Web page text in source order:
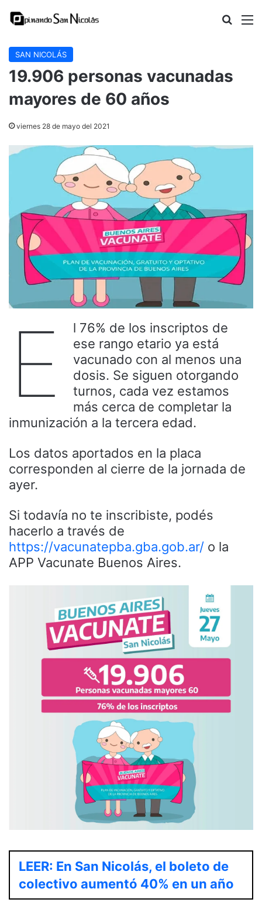
Buscar
SAN NICOLÁS
19.906 personas vacunadas
mayores de 60 años
viernes 28 de mayo del 2021
E
l 76% de los inscriptos de
ese rango etario ya está
vacunado con al menos una
dosis. Se siguen otorgando
turnos, cada vez estamos
más cerca de completar la
inmunización a la tercera edad.
Los datos aportados en la placa
corresponden al cierre de la jornada de
ayer.
Si todavía no te inscribiste, podés
hacerlo a través de
https://vacunatepba.gba.gob.ar/ o la
APP Vacunate Buenos Aires.
LEER: En San Nicolás, el boleto de
colectivo aumentó 40% en un año